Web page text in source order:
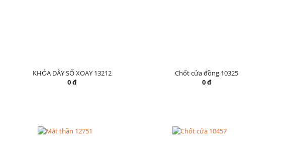
KHÓA DÂY SỐ XOAY 13212
0 đ
Chốt cửa đồng 10325
0 đ